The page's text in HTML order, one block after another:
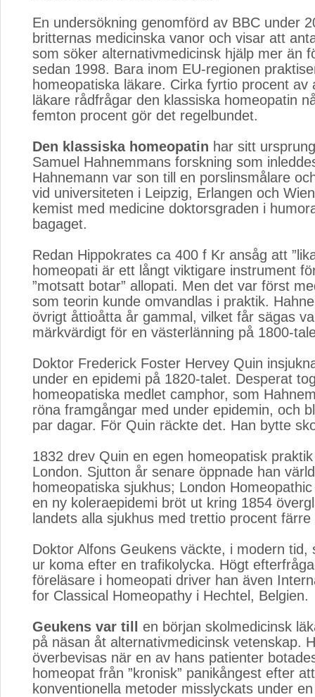
En undersökning genomförd av BBC under
britternas medicinska vanor och visar att
som söker alternativmedicinsk hjälp mer än
sedan 1998. Bara inom EU-regionen
homeopatiska läkare. Cirka fyrtio procent av
läkare rådfrågar den klassiska homeopatin
femton procent gör det regelbundet.
Den klassiska homeopatin har sitt
Samuel Hahnemmans forskning som
Hahnemann var son till en porslinsmålare
vid universiteten i Leipzig, Erlangen och
kemist med medicine doktorsgraden i
bagaget.
Redan Hippokrates ca 400 f Kr ansåg att
homeopati är ett långt viktigare instrument
”motsatt botar” allopati. Men det var först
som teorin kunde omvandlas i praktik.
övrigt åttioåtta år gammal, vilket får sägas
märkvärdigt för en västerlänning på 1800-
Doktor Frederick Foster Hervey Quin
under en epidemi på 1820-talet. Desperat
homeopatiska medlet camphor, som
röna framgångar med under epidemin, och
par dagar. För Quin räckte det. Han bytte
1832 drev Quin en egen homeopatisk
London. Sjutton år senare öppnade han
homeopatiska sjukhus; London
en ny koleraepidemi bröt ut kring 1854
landets alla sjukhus med trettio procent färre
Doktor Alfons Geukens väckte, i modern tid,
ur koma efter en trafikolycka. Högt
föreläsare i homeopati driver han även
for Classical Homeopathy i Hechtel, Belgien.
Geukens var till
en början skolmedicinsk
på näsan åt alternativmedicinsk vetenskap.
överbevisas när en av hans patienter
homeopat från ”kronisk” panikångest efter
konventionella metoder misslyckats under